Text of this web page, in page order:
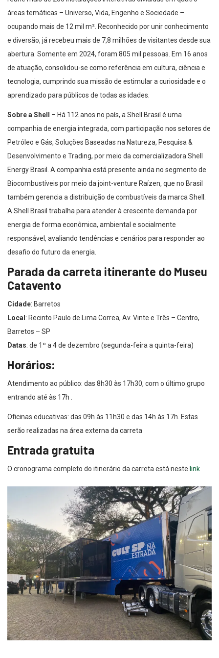
ocupando mais de 12 mil m². Reconhecido por unir conhecimento
e diversão, já recebeu mais de 7,8 milhões de visitantes desde sua
abertura. Somente em 2024, foram 805 mil pessoas. Em 16 anos
de atuação, consolidou-se como referência em cultura, ciência e
tecnologia, cumprindo sua missão de estimular a curiosidade e o
aprendizado para públicos de todas as idades.
companhia de energia integrada, com participação nos setores de
Petróleo e Gás, Soluções Baseadas na Natureza, Pesquisa &
Desenvolvimento e Trading, por meio da comercializadora Shell
Energy Brasil. A companhia está presente ainda no segmento de
Biocombustíveis por meio da joint-venture Raízen, que no Brasil
também gerencia a distribuição de combustíveis da marca Shell.
A Shell Brasil trabalha para atender à crescente demanda por
energia de forma econômica, ambiental e socialmente
responsável, avaliando tendências e cenários para responder ao
desafio do futuro da energia.
Parada da carreta itinerante do Museu
Catavento
Cidade: Barretos
Local: Recinto Paulo de Lima Correa, Av. Vinte e Três – Centro,
Barretos – SP
Datas: de 1º a 4 de dezembro (segunda-feira a quinta-feira)
Atendimento ao público: das 8h30 às 17h30, com o último grupo
entrando até às 17h .
serão realizadas na área externa da carreta
O cronograma completo do itinerário da carreta está neste